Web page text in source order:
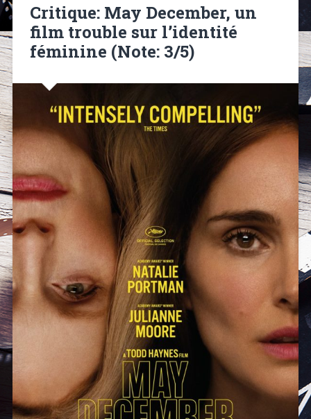
Critique: May December, un
film trouble sur l’identité
féminine (Note: 3/5)